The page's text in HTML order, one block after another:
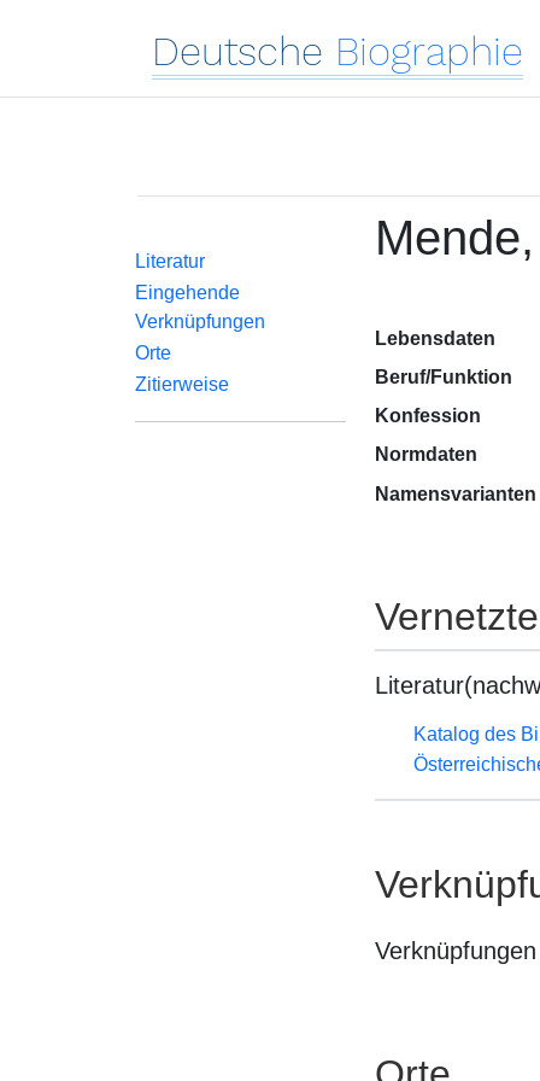
Deutsche Biographie
Literatur
Eingehende
Verknüpfungen
Orte
Zitierweise
Lebensdaten
Beruf/Funktion
Konfession
Normdaten
Namensvarianten
Katalog des